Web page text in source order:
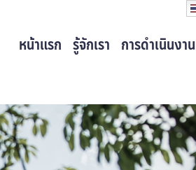
หน้าแรก รู้จักเรา การดำเนินงาน